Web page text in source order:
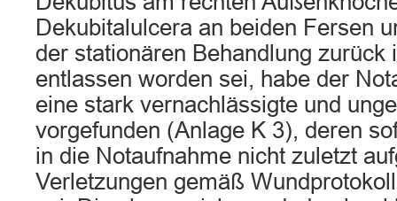
Dekubitalulcera an beiden Fersen
der stationären Behandlung zurück
entlassen worden sei, habe der
eine stark vernachlässigte und
vorgefunden (Anlage K 3), deren
in die Notaufnahme nicht zuletzt
Verletzungen gemäß